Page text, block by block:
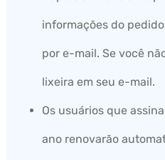
informações do
por e-mail. Se você
lixeira em seu e-mail.
Os usuários que
ano renovarão